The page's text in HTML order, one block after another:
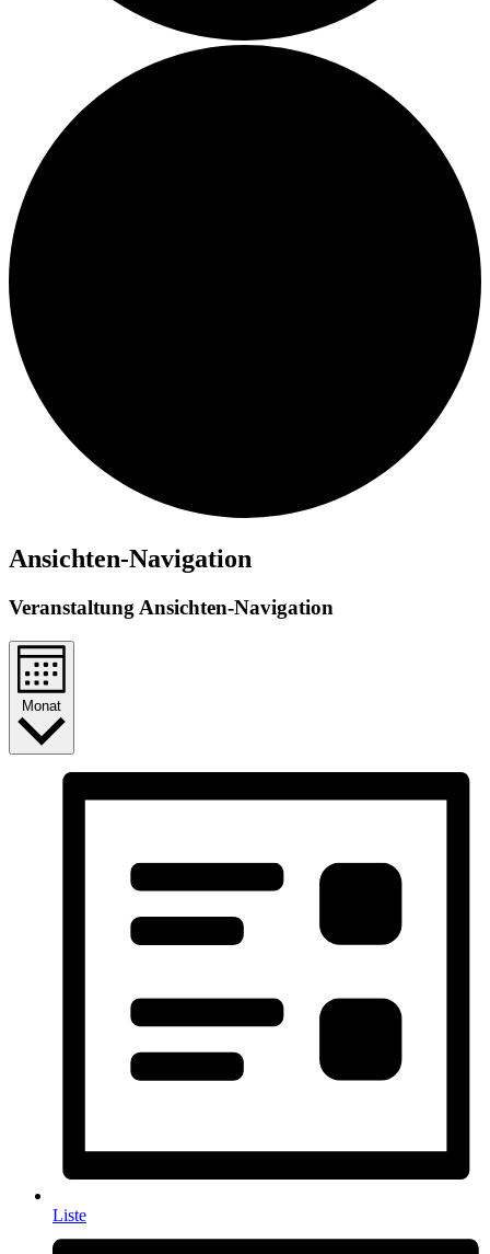
Ansichten-Navigation
Veranstaltung Ansichten-Navigation
Monat
Liste